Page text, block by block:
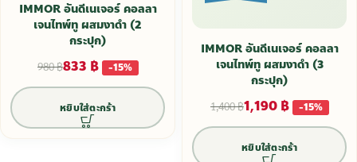
IMMOR อันดีเนเจอร์ คอลลา
เจนไทพ์ทู ผสมงาดำ (2
กระปุก)
980฿833 ฿ -15%
หยิบใส่ตะกร้า
IMMOR อันดีเนเจอร์ คอลลา
เจนไทพ์ทู ผสมงาดำ (3
กระปุก)
1,400฿1,190 ฿ -15%
หยิบใส่ตะกร้า